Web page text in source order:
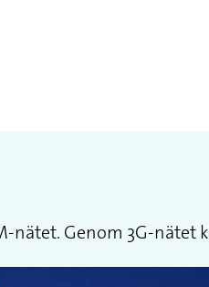
nätet. Genom 3G-nätet